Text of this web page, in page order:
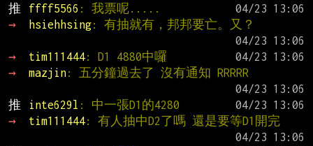
推
ffff5566 : 我票呢.....
→
hsiehhsing: 有抽就有，邦邦要亡。又？
→
tim111444: D1 4880中囉
→
mazjin: 五分鐘過去了 沒有通知 RRRRR
推
inte629l : 中一張D1的4280
→
tim111444: 有人抽中D2了嗎 還是要等D1開完